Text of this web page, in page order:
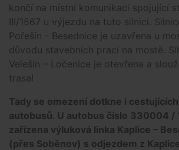
končí na místní komunikaci spojující
III/1567 u výjezdu na tuto silnici.
Pořešín - Besednice je uzavřena u
důvodu stavebních prací na mostě.
Velešín – Ločenice je otevřena a
trasa!
Tady se omezení dotkne i
autobusů. U autobus číslo 330004 /
zařízena výluková linka Kaplice –
(přes Soběnov) s odjezdem z